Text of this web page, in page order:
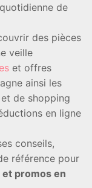
de
des pièces
veille
et offres
ainsi les
de shopping
en ligne
conseils,
référence pour
promos en